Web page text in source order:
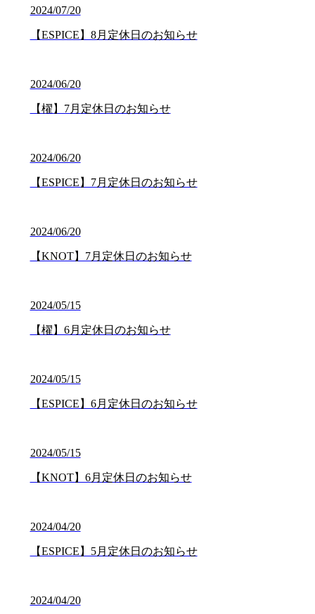
2024/07/20
【ESPICE】8月定休日のお知らせ
2024/06/20
【櫂】7月定休日のお知らせ
2024/06/20
【ESPICE】7月定休日のお知らせ
2024/06/20
【KNOT】7月定休日のお知らせ
2024/05/15
【櫂】6月定休日のお知らせ
2024/05/15
【ESPICE】6月定休日のお知らせ
2024/05/15
【KNOT】6月定休日のお知らせ
2024/04/20
【ESPICE】5月定休日のお知らせ
2024/04/20